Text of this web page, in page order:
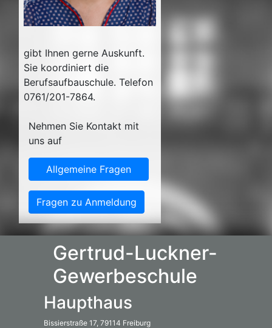
gibt Ihnen gerne Auskunft.
Sie koordiniert die
Berufsaufbauschule. Telefon
0761/201-7864.
Nehmen Sie Kontakt mit
uns auf
Allgemeine Fragen
Fragen zu Anmeldung
Gertrud-Luckner-
Gewerbeschule
Haupthaus
Bissierstraße 17, 79114 Freiburg